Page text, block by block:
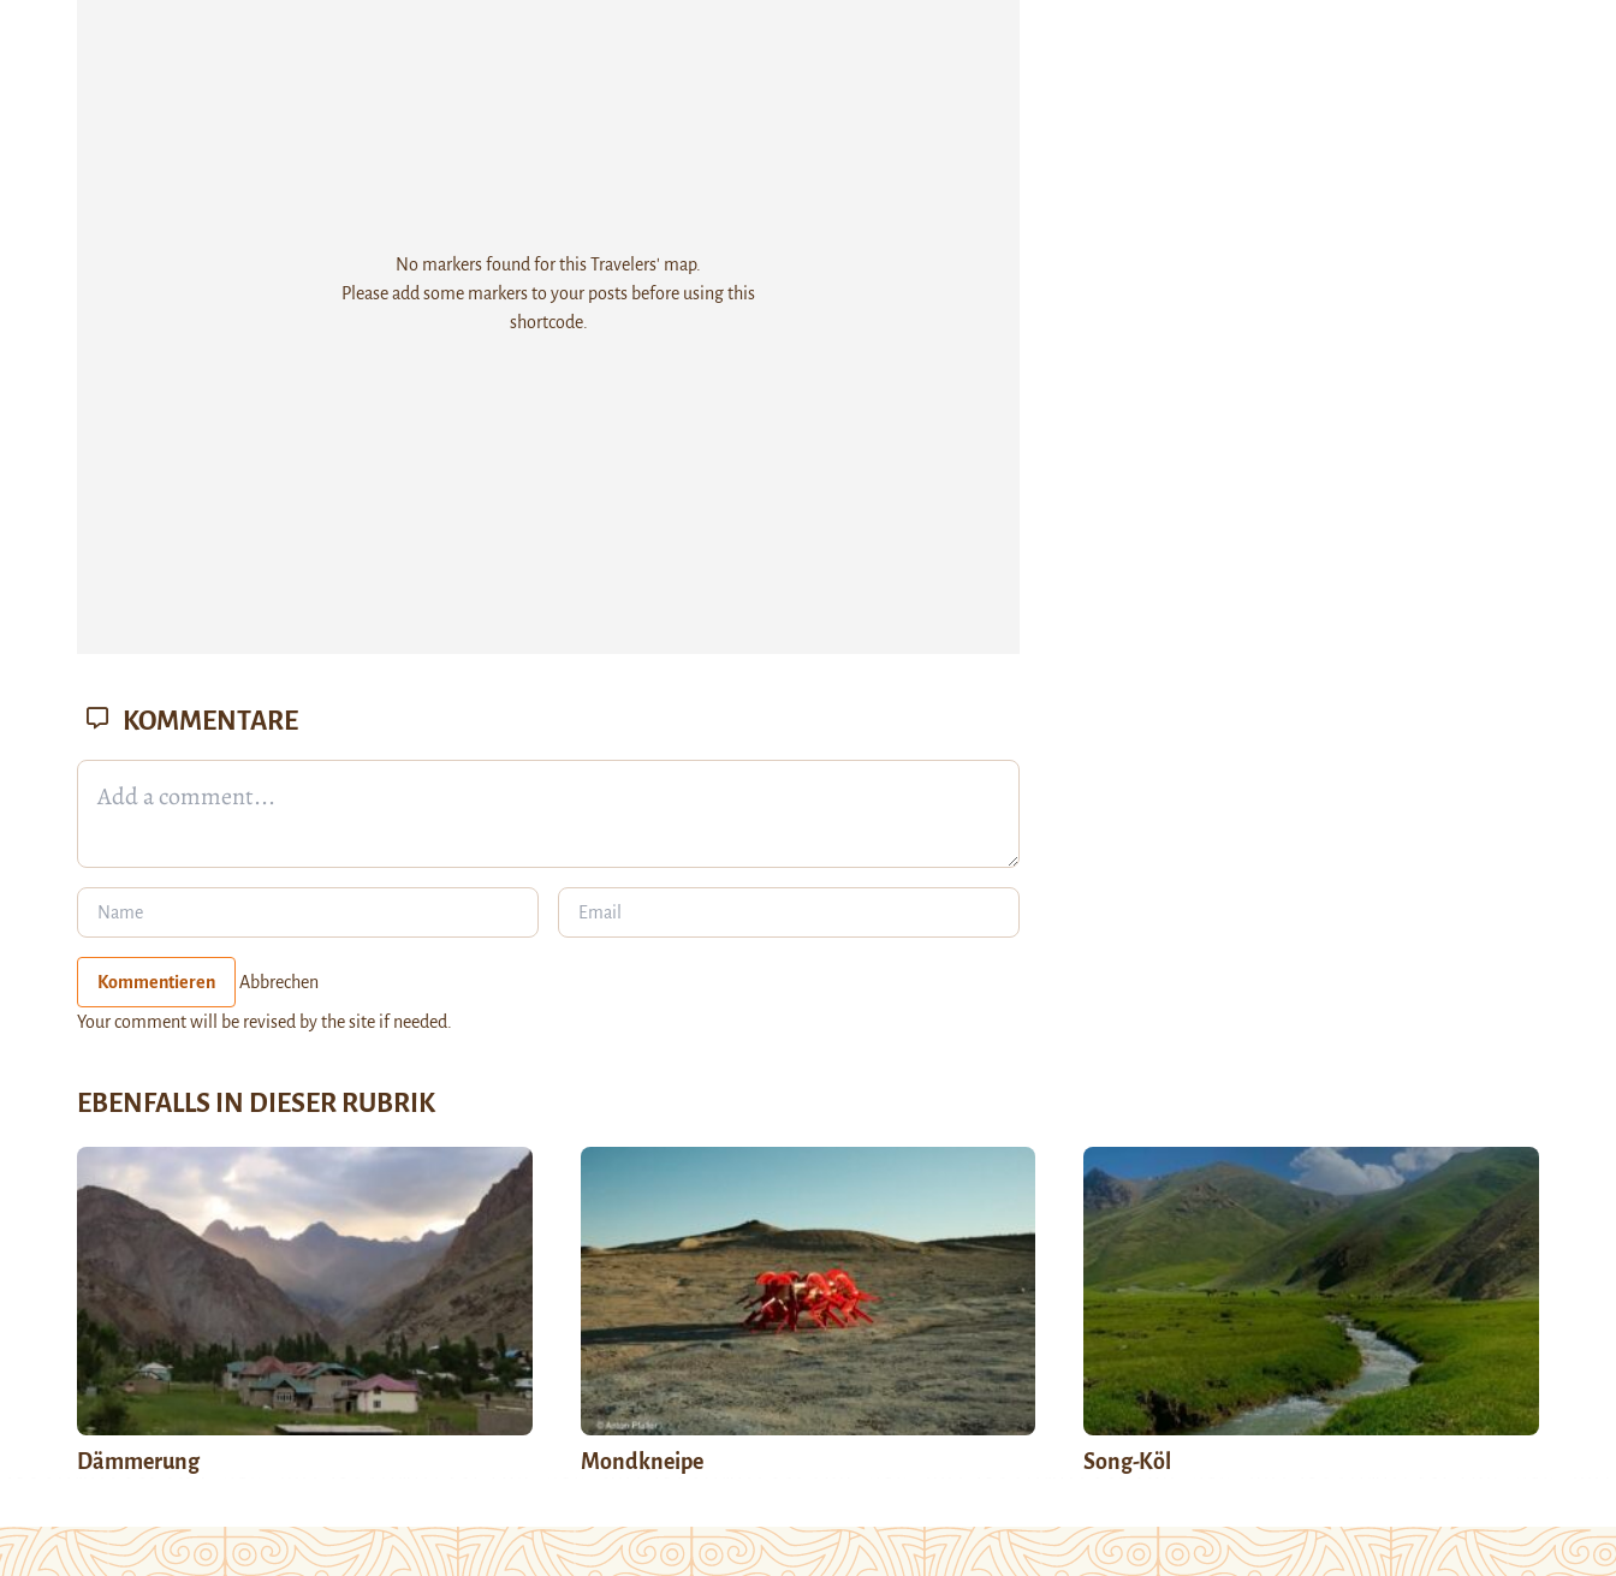
No markers found for this Travelers' map.
Please add some markers to your posts before using this
shortcode.
KOMMENTARE
Kommentieren Abbrechen
Your comment will be revised by the site if needed.
EBENFALLS IN DIESER RUBRIK
Dämmerung Mondkneipe Song-Köl